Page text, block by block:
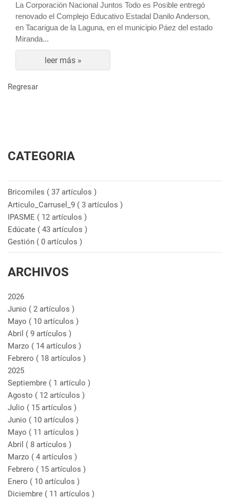
La Corporación Nacional Juntos Todo es Posible entregó
renovado el Complejo Educativo Estadal Danilo Anderson,
en Tacarigua de la Laguna, en el municipio Páez del estado
Miranda...
leer más »
Regresar
CATEGORIA
Bricomiles ( 37 artículos )
Articulo_Carrusel_9 ( 3 artículos )
IPASME ( 12 artículos )
Edúcate ( 43 artículos )
Gestión ( 0 artículos )
ARCHIVOS
2026
Junio ( 2 artículos )
Mayo ( 10 artículos )
Abril ( 9 artículos )
Marzo ( 14 artículos )
Febrero ( 18 artículos )
2025
Septiembre ( 1 artículo )
Agosto ( 12 artículos )
Julio ( 15 artículos )
Junio ( 10 artículos )
Mayo ( 11 artículos )
Abril ( 8 artículos )
Marzo ( 4 artículos )
Febrero ( 15 artículos )
Enero ( 10 artículos )
Diciembre ( 11 artículos )